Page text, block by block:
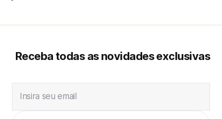
Receba todas as novidades exclusivas
Insira seu email